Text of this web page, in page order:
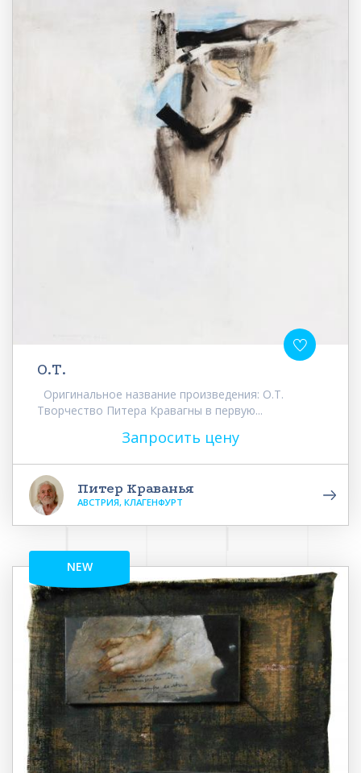
О.Т.
Оригинальное название произведения: О.Т.
Творчество Питера Кравагны в первую...
Запросить цену
Питер Краванья
АВСТРИЯ, КЛАГЕНФУРТ
NEW